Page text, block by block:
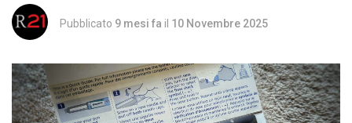
Pubblicato 9 mesi fa il 10 Novembre 2025